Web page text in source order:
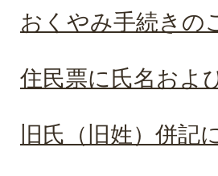
おくやみ手続きの
住民票に氏名およ
旧氏（旧姓）併記